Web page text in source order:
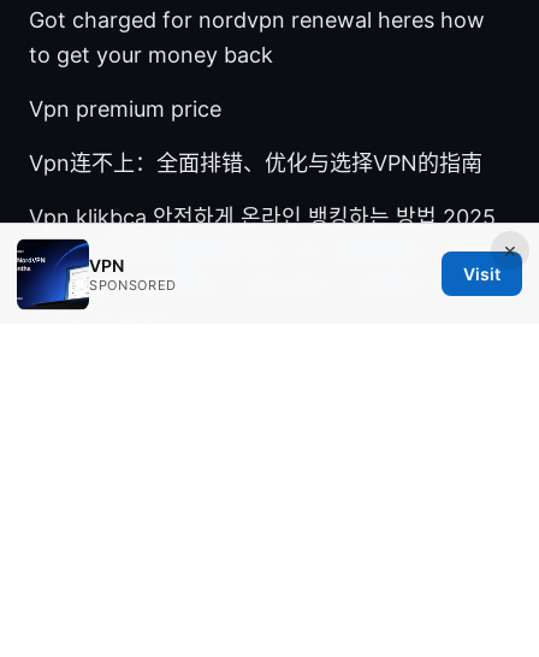
Got charged for nordvpn renewal heres how
to get your money back
Vpn premium price
Vpn连不上：全面排错、优化与选择VPN的指南
Vpn klikbca 안전하게 온라인 뱅킹하는 방법 2025
년 최신 가이드
翻墙回大陆 VPN 使用指南：如何选
择、设置与合规要点，隐私保护、穿透防火墙与海
×
VPN
SPONSORED
Visit